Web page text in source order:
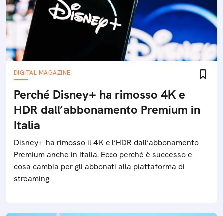
DIGITAL MAGAZINE
Perché Disney+ ha rimosso 4K e
HDR dall’abbonamento Premium in
Italia
Disney+ ha rimosso il 4K e l’HDR dall’abbonamento
Premium anche in Italia. Ecco perché è successo e
cosa cambia per gli abbonati alla piattaforma di
streaming